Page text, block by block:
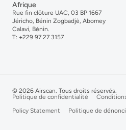
Afrique
Rue fin clôture UAC, 03 BP 1667
Jéricho, Bénin Zogbadjè, Abomey
Calavi, Bénin.
T: +229 97 27 3157
© 2026 Airscan. Tous droits réservés.
Politique de confidentialité
Policy Statement
Politique de